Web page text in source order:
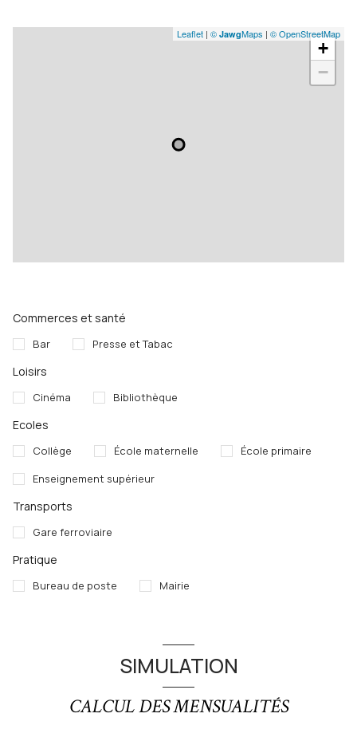
+
−
Leaflet | © JawgMaps | © OpenStreetMap
Commerces et santé
Bar Presse et Tabac
Loisirs
Cinéma Bibliothèque
Ecoles
Collège École maternelle
École primaire
Enseignement supérieur
Transports
Gare ferroviaire
Pratique
Bureau de poste Mairie
SIMULATION
CALCUL DES MENSUALITÉS